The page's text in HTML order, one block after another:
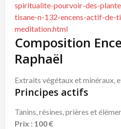
spiritualite-pourvoir-des-
tisane-n-132-encens-actif-de-
meditation.html
Composition
Raphaël
Extraits végétaux et minéraux,
Principes actifs
Tanins, résines, prières et
Prix : 100 €